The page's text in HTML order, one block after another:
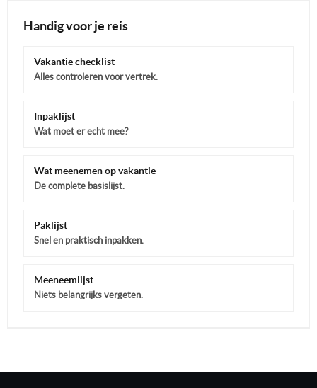
Handig voor je reis
Vakantie checklist
Alles controleren voor vertrek.
Inpaklijst
Wat moet er echt mee?
Wat meenemen op vakantie
De complete basislijst.
Paklijst
Snel en praktisch inpakken.
Meeneemlijst
Niets belangrijks vergeten.